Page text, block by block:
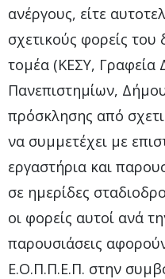
ανέργους, είτε
σχετικούς φορείς του
τομέα (ΚΕΣΥ, Γραφεία
Πανεπιστημίων,
πρόσκλησης από
να συμμετέχει με
εργαστήρια και
σε ημερίδες
οι φορείς αυτοί ανά
παρουσιάσεις
Ε.Ο.Π.Π.Ε.Π. στην